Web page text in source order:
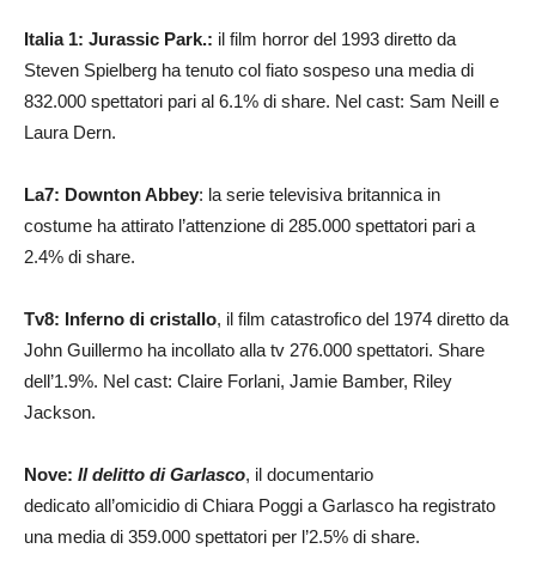
Italia 1: Jurassic Park.: il film horror del 1993 diretto da
Steven Spielberg ha tenuto col fiato sospeso una media di
832.000 spettatori pari al 6.1% di share. Nel cast: Sam Neill e
Laura Dern.
La7: Downton Abbey: la serie televisiva britannica in
costume ha attirato l’attenzione di 285.000 spettatori pari a
2.4% di share.
Tv8: Inferno di cristallo, il film catastrofico del 1974 diretto da
John Guillermo ha incollato alla tv 276.000 spettatori. Share
dell’1.9%. Nel cast: Claire Forlani, Jamie Bamber, Riley
Jackson.
Nove: Il delitto di Garlasco, il documentario
dedicato all’omicidio di Chiara Poggi a Garlasco ha registrato
una media di 359.000 spettatori per l’2.5% di share.